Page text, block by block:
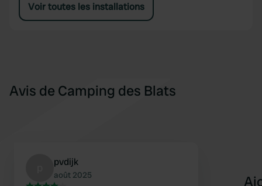
Voir toutes les installations
Avis de Camping des Blats
pvdijk
août 2025